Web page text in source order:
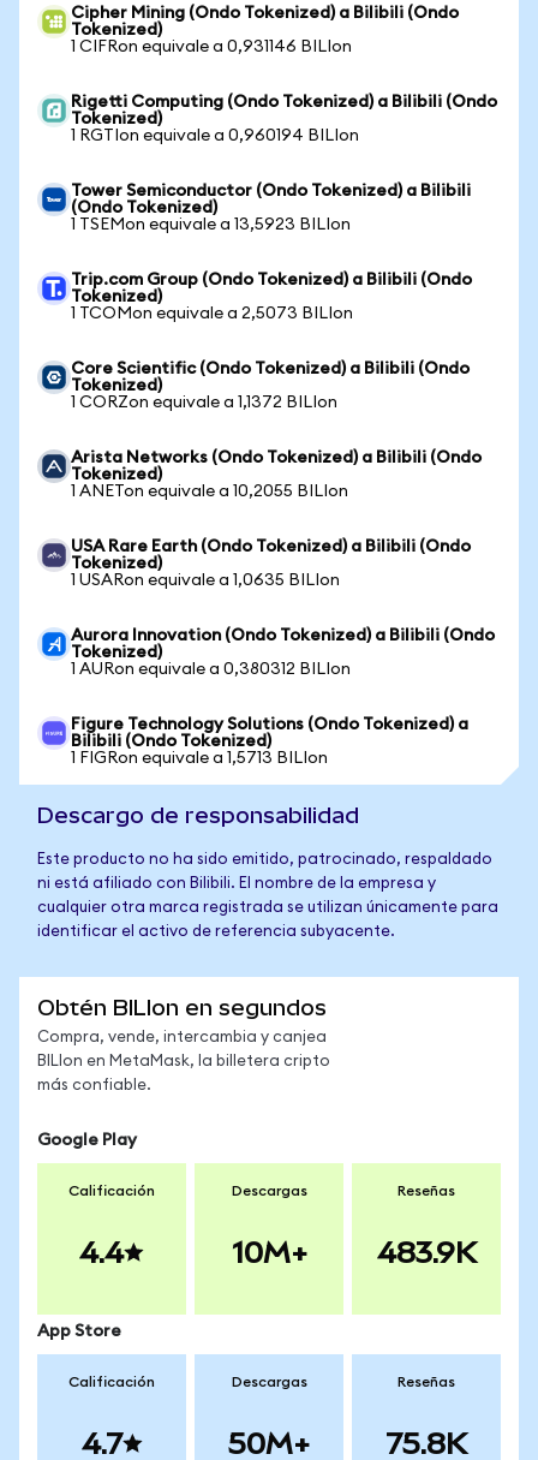
Cipher Mining (Ondo Tokenized) a Bilibili (Ondo
Tokenized)
1 CIFRon equivale a 0,931146 BILIon
Rigetti Computing (Ondo Tokenized) a Bilibili (Ondo
Tokenized)
1 RGTIon equivale a 0,960194 BILIon
Tower Semiconductor (Ondo Tokenized) a Bilibili
(Ondo Tokenized)
1 TSEMon equivale a 13,5923 BILIon
Trip.com Group (Ondo Tokenized) a Bilibili (Ondo
Tokenized)
1 TCOMon equivale a 2,5073 BILIon
Core Scientific (Ondo Tokenized) a Bilibili (Ondo
Tokenized)
1 CORZon equivale a 1,1372 BILIon
Arista Networks (Ondo Tokenized) a Bilibili (Ondo
Tokenized)
1 ANETon equivale a 10,2055 BILIon
USA Rare Earth (Ondo Tokenized) a Bilibili (Ondo
Tokenized)
1 USARon equivale a 1,0635 BILIon
Aurora Innovation (Ondo Tokenized) a Bilibili (Ondo
Tokenized)
1 AURon equivale a 0,380312 BILIon
Figure Technology Solutions (Ondo Tokenized) a
Bilibili (Ondo Tokenized)
1 FIGRon equivale a 1,5713 BILIon
Descargo de responsabilidad
Este producto no ha sido emitido, patrocinado, respaldado
ni está afiliado con Bilibili. El nombre de la empresa y
cualquier otra marca registrada se utilizan únicamente para
identificar el activo de referencia subyacente.
Obtén BILIon en segundos
Compra, vende, intercambia y canjea
BILIon en MetaMask, la billetera cripto
más confiable.
Google Play
Calificación
4.4
Descargas
10M+
Reseñas
483.9K
App Store
Calificación
4.7
Descargas
50M+
Reseñas
75.8K